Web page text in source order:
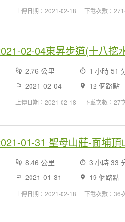
上傳日期：2021-02-18 下載次數：271
02-04東昇步道(十八挖
2.76 公里 1 小時 51
2021-02-04
12 個路點
上傳日期：2021-02-18 下載次數：27
01-31 聖母山莊-面埔
8.46 公里 3 小時 33
2021-01-31
19 個路點
上傳日期：2021-02-18 下載次數：36